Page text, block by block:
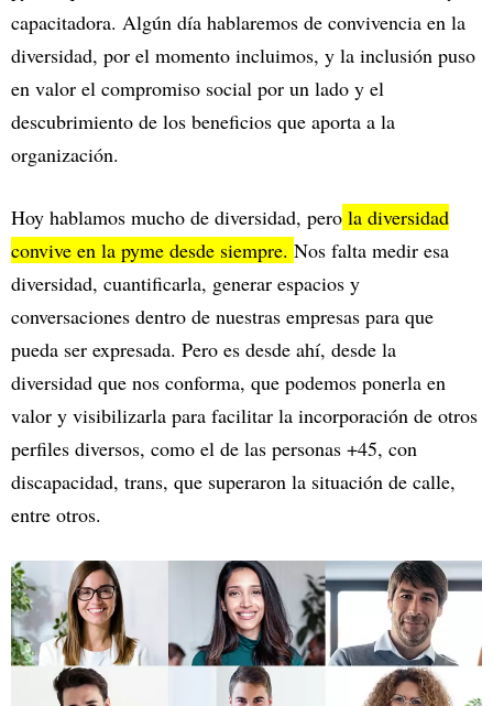
capacitadora. Algún día hablaremos de convivencia en la
diversidad, por el momento incluimos, y la inclusión puso
en valor el compromiso social por un lado y el
descubrimiento de los beneficios que aporta a la
organización.
Hoy hablamos mucho de diversidad, pero la diversidad
convive en la pyme desde siempre. Nos falta medir esa
diversidad, cuantificarla, generar espacios y
conversaciones dentro de nuestras empresas para que
pueda ser expresada. Pero es desde ahí, desde la
diversidad que nos conforma, que podemos ponerla en
valor y visibilizarla para facilitar la incorporación de otros
perfiles diversos, como el de las personas +45, con
discapacidad, trans, que superaron la situación de calle,
entre otros.